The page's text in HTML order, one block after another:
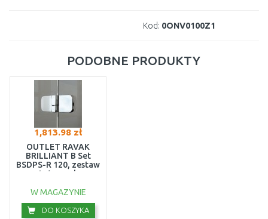
Kod: 0ONV0100Z1
PODOBNE PRODUKTY
1,813.98 zł
OUTLET RAVAK
BRILLIANT B Set
BSDPS-R 120, zestaw
montażowy chrom
USZKODZONE OPA
W MAGAZYNIE
DO KOSZYKA